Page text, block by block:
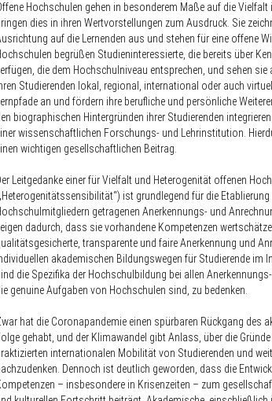
Hochschulen gehen in besonderem Maße auf die Vielfalt
dies in ihren Wertvorstellungen zum Ausdruck. Sie
auf die Lernenden aus und stehen für eine offene
begrüßen Studieninteressierte, die bereits über
die dem Hochschulniveau entsprechen, und sehen sie
Studierenden lokal, regional, international oder auch
Lernpfade an und fördern ihre berufliche und persönliche
biographischen Hintergründen ihrer Studierenden
wissenschaftlichen Forschungs- und Lehrinstitution.
wichtigen gesellschaftlichen Beitrag.
Leitgedanke einer für Vielfalt und Heterogenität offenen
ist grundlegend für die Etablierung
getragenen Anerkennungs- und
dadurch, dass sie vorhandene Kompetenzen
transparente und faire Anerkennung und
akademischen Bildungswegen für Studierende im
die Spezifika der Hochschulbildung bei allen
genuine Aufgaben von Hochschulen sind, zu bedenken.
hat die Coronapandemie einen spürbaren Rückgang des
gehabt, und der Klimawandel gibt Anlass, über die
internationalen Mobilität von Studierenden und
Dennoch ist deutlich geworden, dass die
– insbesondere in Krisenzeiten – zum